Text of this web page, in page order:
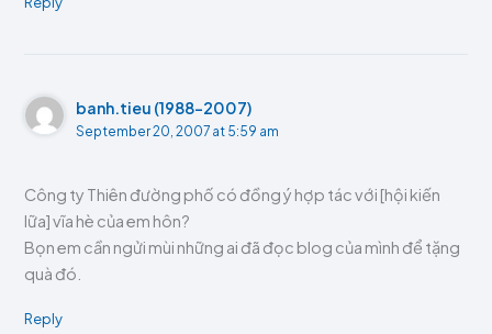
banh.tieu (1988-2007)
September 20, 2007 at 5:59 am
Công ty Thiên đường phố có đồng ý hợp tác với [hội kiến
lữa] vĩa hè của em hôn?
Bọn em cần ngửi mùi những ai đã đọc blog của mình để tặng
quà đó.
Reply